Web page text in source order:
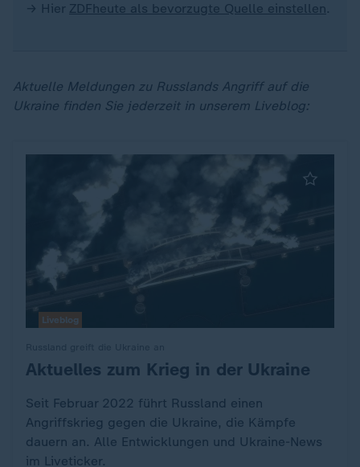
→ Hier ZDFheute als bevorzugte Quelle einstellen.
Aktuelle Meldungen zu Russlands Angriff auf die
Ukraine finden Sie jederzeit in unserem Liveblog:
:
Aktuelles zum Krieg in der Ukraine
Seit Februar 2022 führt Russland einen
Angriffskrieg gegen die Ukraine, die Kämpfe
dauern an. Alle Entwicklungen und Ukraine-News
im Liveticker.
Liveblog